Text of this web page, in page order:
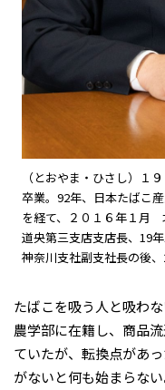
（とおやま・ひさし）１
卒業。92年、日本たばこ
を経て、２０１６年１月
道央第三支店支店長、19
神奈川支社副支社長の後、
たばこを吸う人と吸
農学部に在籍し、商品
ていたが、転換点があ
がないと何も始まらな